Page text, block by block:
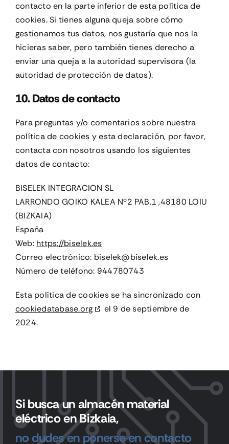
contacto en la parte inferior de esta política de
cookies. Si tienes alguna queja sobre cómo
gestionamos tus datos, nos gustaría que nos la
hicieras saber, pero también tienes derecho a
enviar una queja a la autoridad supervisora (la
autoridad de protección de datos).
10. Datos de contacto
Para preguntas y/o comentarios sobre nuestra
política de cookies y esta declaración, por favor,
contacta con nosotros usando los siguientes
datos de contacto:
BISELEK INTEGRACION SL
LARRONDO GOIKO KALEA Nº2 PAB.1 ,48180 LOIU
(BIZKAIA)
España
Web: https://biselek.es
Correo electrónico: biselek@biselek.es
Número de teléfono: 944780743
Esta política de cookies se ha sincronizado con
cookiedatabase.org
el 9 de septiembre de
2024.
Si busca un almacén material
eléctrico en Bizkaia,
no dudes en ponerse en contacto